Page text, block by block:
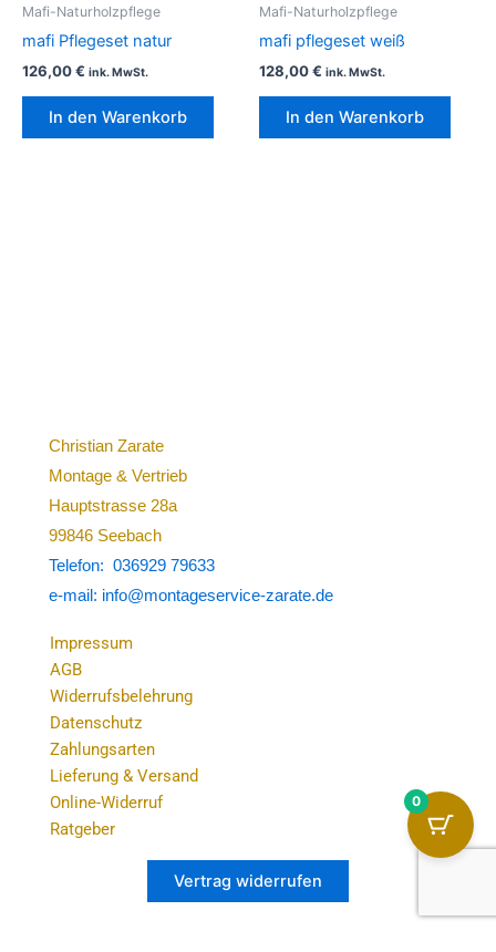
Mafi-Naturholzpflege
mafi Pflegeset natur
126,00€ ink. MwSt.
In den Warenkorb
Mafi-Naturholzpflege
mafi pflegeset weiß
128,00€ ink. MwSt.
In den Warenkorb
Christian Zarate
Montage & Vertrieb
Hauptstrasse 28a
99846 Seebach
Telefon: 036929 79633
e-mail: info@montageservice-zarate.de
Impressum
AGB
Widerrufsbelehrung
Datenschutz
Zahlungsarten
Lieferung & Versand
Online-Widerruf
Ratgeber
Vertrag widerrufen
0